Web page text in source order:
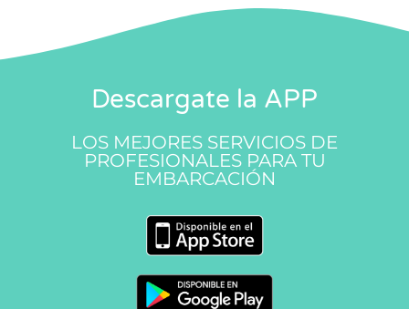
Descargate la APP
LOS MEJORES SERVICIOS DE
PROFESIONALES PARA TU
EMBARCACIÓN